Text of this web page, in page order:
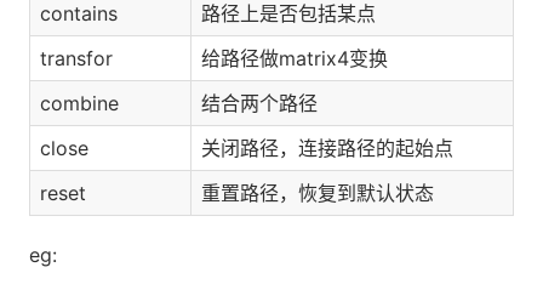
contains
路径上是否包括某点
transfor
给路径做matrix4变换
combine
结合两个路径
close
关闭路径，连接路径的起始点
reset
重置路径，恢复到默认状态
eg: